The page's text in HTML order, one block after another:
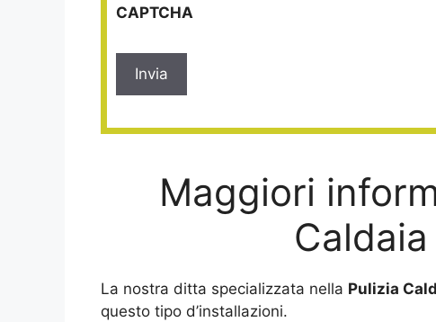
CAPTCHA
Maggiori
La nostra ditta specializzata nella Pulizia
questo tipo d’installazioni.